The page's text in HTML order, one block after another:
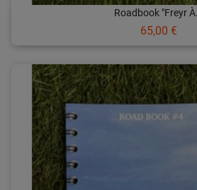
Roadbook "Freyr
Prix
65,00 €